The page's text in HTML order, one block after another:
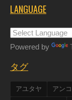
LANGUAGE
Powered by
タグ
アユタヤ アン